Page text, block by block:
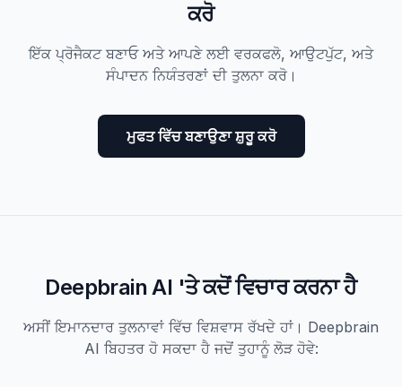
ਕਰੋ
ਇੱਕ ਪ੍ਰੋਜੈਕਟ ਬਣਾਓ ਅਤੇ ਆਪਣੇ ਲਈ ਵਰਕਫਲੋ, ਆਉਟਪੁੱਟ, ਅਤੇ
ਸੰਪਾਦਨ ਨਿਯੰਤਰਣਾਂ ਦੀ ਤੁਲਨਾ ਕਰੋ।
ਮੁਫਤ ਵਿੱਚ ਬਣਾਉਣਾ ਸ਼ੁਰੂ ਕਰੋ
Deepbrain AI 'ਤੇ ਕਦੋਂ ਵਿਚਾਰ ਕਰਨਾ ਹੈ
ਅਸੀਂ ਇਮਾਨਦਾਰ ਤੁਲਨਾਵਾਂ ਵਿੱਚ ਵਿਸ਼ਵਾਸ ਰੱਖਦੇ ਹਾਂ। Deepbrain
AI ਬਿਹਤਰ ਹੋ ਸਕਦਾ ਹੈ ਜਦੋਂ ਤੁਹਾਨੂੰ ਲੋੜ ਹੋਵੇ: